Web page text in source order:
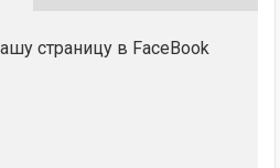
страницу в FaceBook